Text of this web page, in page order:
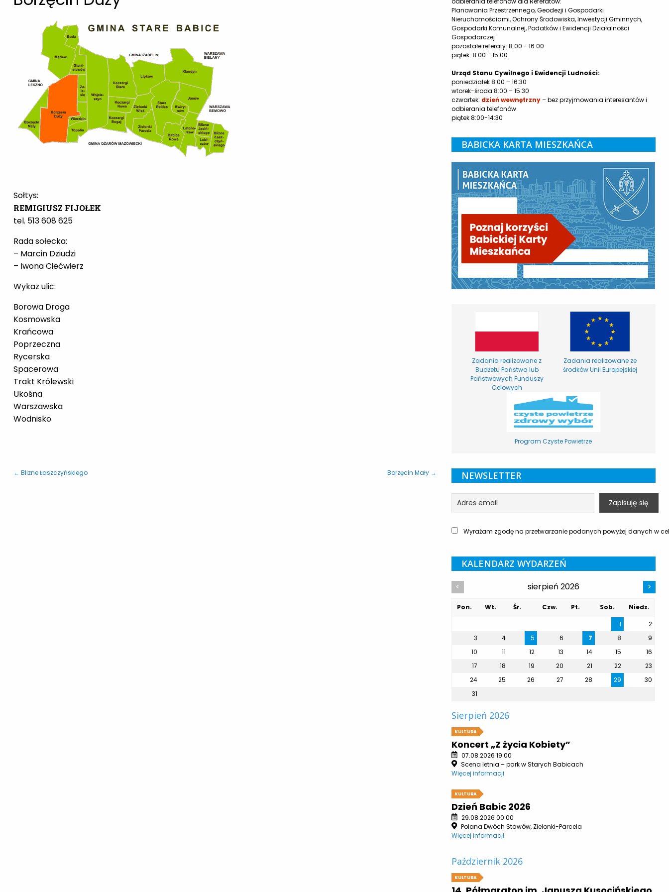
Sołtys:
REMIGIUSZ FIJOŁEK
tel. 513 608 625
Rada sołecka:
– Marcin Dziudzi
– Iwona Ciećwierz
Wykaz ulic:
Borowa Droga
Kosmowska
Krańcowa
Poprzeczna
Rycerska
Spacerowa
Trakt Królewski
Ukośna
Warszawska
Wodnisko
← Blizne Łaszczyńskiego Borzęcin Mały →
Planowania Przestrzennego, Geodezji i Gospodarki
Nieruchomościami, Ochrony Środowiska, Inwestycji Gminnych,
Gospodarki Komunalnej, Podatków i Ewidencji Działalności
Gospodarczej
pozostałe referaty: 8.00 - 16.00
piątek: 8.00 - 15.00
Urząd Stanu Cywilnego i Ewidencji Ludności:
poniedziałek 8:00 – 16:30
wtorek-środa 8:00 – 15:30
czwartek: dzień wewnętrzny– bez przyjmowania interesantów i
odbierania telefonów
piątek 8:00-14:30
BABICKA KARTA MIESZKAŃCA
Zadania realizowane z
Budżetu Państwa lub
Państwowych Funduszy
Celowych
Zadania realizowane ze
środków Unii Europejskiej
Program Czyste Powietrze
NEWSLETTER
Wyrażam zgodę na przetwarzanie podanych powyżej danych w
KALENDARZ WYDARZEŃ
< sierpień 2026 >
Pon. Wt. Śr. Czw. Pt. Sob.
Niedz.
1
2
3
4 5 6 7 8
9
10
11 12 13 14 15
16
17
18 19 20 21 22
23
24
25 26 27 28 29
30
31
Sierpień 2026
KULTURA
Koncert „Z życia Kobiety”
07.08.2026 19:00
Scena letnia – park w Starych Babicach
Więcej informacji
KULTURA
Dzień Babic 2026
29.08.2026 00:00
Polana Dwóch Stawów, Zielonki-Parcela
Więcej informacji
Październik 2026
KULTURA